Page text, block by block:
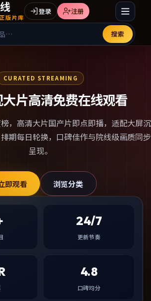
版片库
搜索
登录 注册
CURATED STREAMING
片高清免费在线观看
， 高清大片国产片即点即播，适配大屏沉
期每日轮换，口碑佳作与院线级画质同步
呈现。
即观看 浏览分类
24/7
更新节奏
4.8
口碑均分